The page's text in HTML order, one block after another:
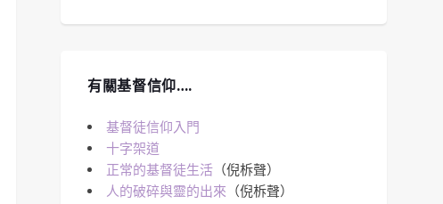
有關基督信仰….
基督徒信仰入門
十字架道
正常的基督徒生活 （倪柝聲）
人的破碎與靈的出來 （倪柝聲）